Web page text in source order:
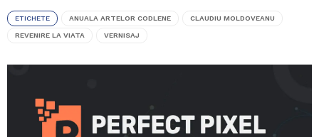
ETICHETE ANUALA ARTELOR CODLENE CLAUDIU MOLDOVEANU
REVENIRE LA VIATA VERNISAJ